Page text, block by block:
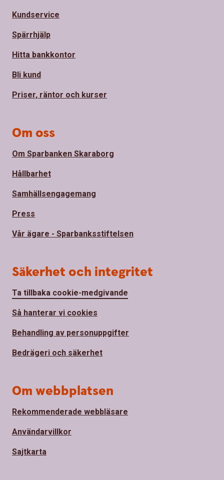
Kundservice
Spärrhjälp
Hitta bankkontor
Bli kund
Priser, räntor och kurser
Om oss
Om Sparbanken Skaraborg
Hållbarhet
Samhällsengagemang
Press
Vår ägare - Sparbanksstiftelsen
Säkerhet och integritet
Ta tillbaka cookie-medgivande
Så hanterar vi cookies
Behandling av personuppgifter
Bedrägeri och säkerhet
Om webbplatsen
Rekommenderade webbläsare
Användarvillkor
Sajtkarta